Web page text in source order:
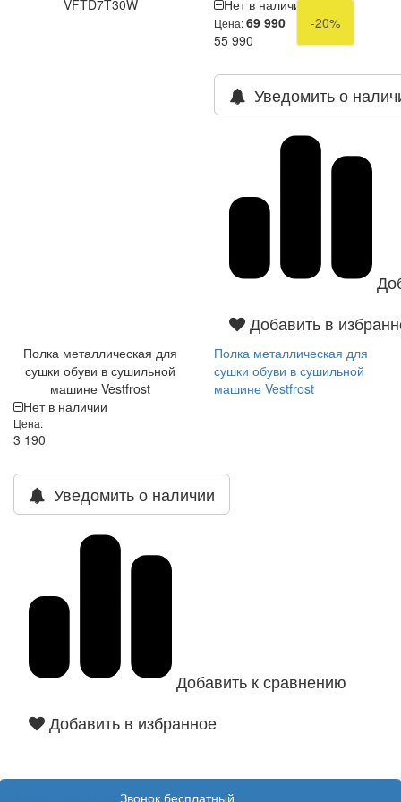
VFTD7T30W Нет в наличии
Цена:69 990
-20%
55 990
Уведомить о
Добавить в
Полка металлическая для
сушки обуви в сушильной
машине Vestfrost
Полка металлическая для
сушки обуви в сушильной
машине Vestfrost
Нет в наличии
Цена:
3 190
Уведомить о наличии
Добавить к сравнению
Добавить в избранное
Звонок бесплатный